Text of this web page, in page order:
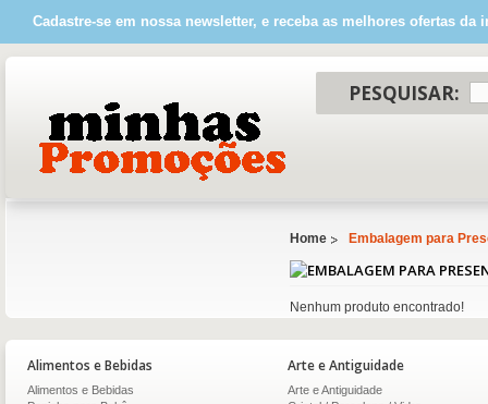
Cadastre-se em nossa newsletter, e receba as melhores ofertas da
PESQUISAR:
Home Embalagem para
Nenhum produto encontrado!
Alimentos e Bebidas
Alimentos e Bebidas
Arte e Antiguidade
Arte e Antiguidade